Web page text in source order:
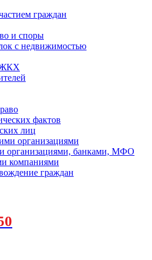
граждан
и споры
с недвижимостью
ЖКХ
фактов
лиц
организациями
организациями, банками, МФО
компаниями
граждан